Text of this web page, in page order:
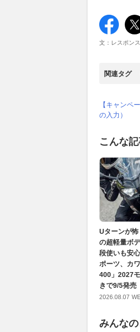
文：レスポン
関連タグ
【キャンペ
の入力）
こんな
Uターンが
の超軽量ボ
段使いも安
ポーツ、カ
400」2027
きで9/5発売
2026.08.07
みんな